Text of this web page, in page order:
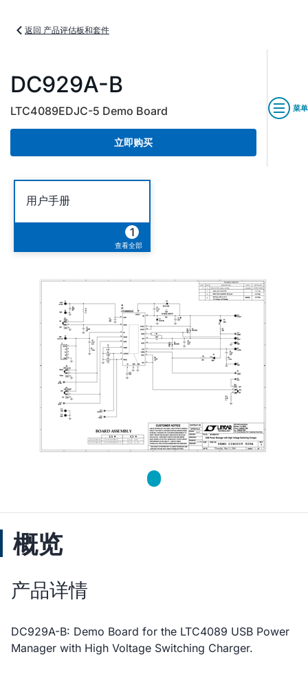
返回 产品评估板和套件
DC929A-B
LTC4089EDJC-5 Demo Board
立即购买
菜单
用户手册
1
查看全部
概览
产品详情
DC929A-B: Demo Board for the LTC4089 USB Power
Manager with High Voltage Switching Charger.